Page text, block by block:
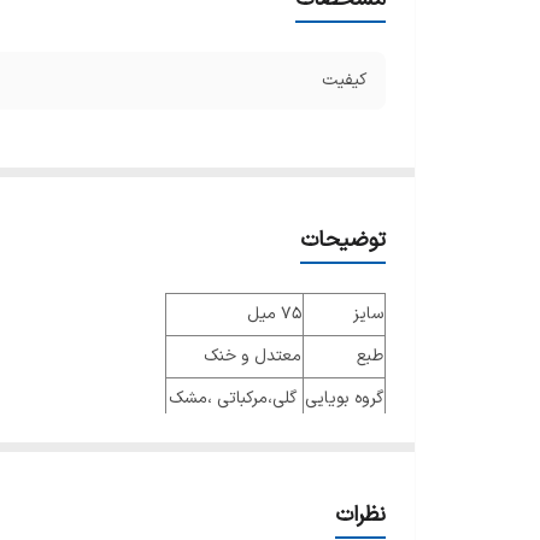
کیفیت
توضیحات
سایز
75 میل
طبع
معتدل و خنک
گروه بویایی گلی،مرکباتی ،مشک
نوع عطر
نظرات